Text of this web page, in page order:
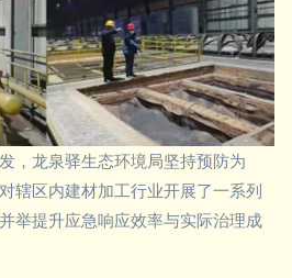
，龙泉驿生态环境局坚持预防为
辖区内建材加工行业开展了一系列
举提升应急响应效率与实际治理成